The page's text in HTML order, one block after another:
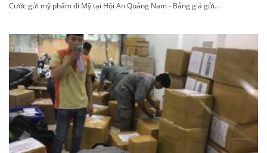
Cước gửi mỹ phẩm đi Mỹ tại Hội An Quảng Nam - Bảng giá gửi...